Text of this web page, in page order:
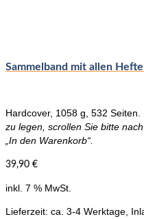
Sammelband mit allen
Hardcover, 1058 g, 532 Seiten.
zu legen, scrollen Sie bitte
„In den Warenkorb“.
39,90 €
inkl. 7 % MwSt.
Lieferzeit: ca. 3-4 Werktage,